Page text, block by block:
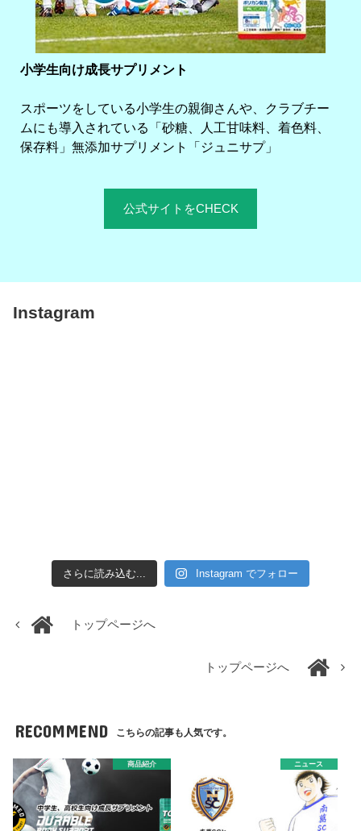
小学生向け成長サプリメント
スポーツをしている小学生の親御さんや、クラブチー
ムにも導入されている「砂糖、人工甘味料、着色料、
保存料」無添加サプリメント「ジュニサプ」
公式サイトをCHECK
Instagram
さらに読み込む... Instagram でフォロー
トップページへ
トップページへ
RECOMMEND こちらの記事も人気です。
商品紹介 ニュース